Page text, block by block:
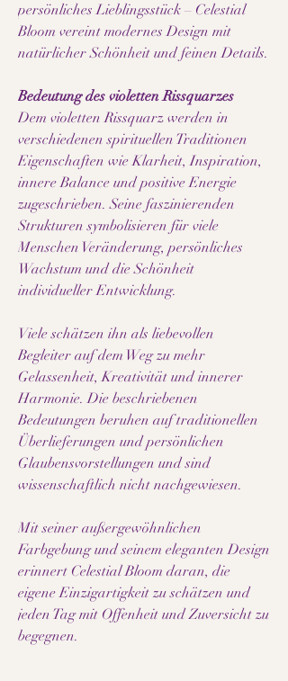
persönliches Lieblingsstück – Celestial
Bloom vereint modernes Design mit
natürlicher Schönheit und feinen Details.
Bedeutung des violetten Rissquarzes
Dem violetten Rissquarz werden in
verschiedenen spirituellen Traditionen
Eigenschaften wie Klarheit, Inspiration,
innere Balance und positive Energie
zugeschrieben. Seine faszinierenden
Strukturen symbolisieren für viele
Menschen Veränderung, persönliches
Wachstum und die Schönheit
individueller Entwicklung.
Viele schätzen ihn als liebevollen
Begleiter auf dem Weg zu mehr
Gelassenheit, Kreativität und innerer
Harmonie. Die beschriebenen
Bedeutungen beruhen auf traditionellen
Überlieferungen und persönlichen
Glaubensvorstellungen und sind
wissenschaftlich nicht nachgewiesen.
Mit seiner außergewöhnlichen
Farbgebung und seinem eleganten Design
erinnert Celestial Bloom daran, die
eigene Einzigartigkeit zu schätzen und
jeden Tag mit Offenheit und Zuversicht zu
begegnen.